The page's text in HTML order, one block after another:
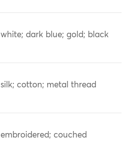
white; dark blue; gold; black
silk; cotton; metal thread
embroidered; couched